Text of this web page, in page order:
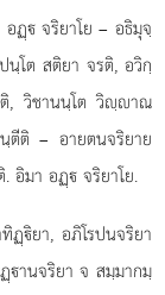
ฏฺ จริยาโย – อธิมุจฺ
โต สติยา จรติ, อวิกฺ
, วิชานนฺโต วิฺาณ
ตีติ – อายตนจริยาย
อิมา อฏฺ จริยาโย.
ิยา, อภิโรปนจริยา
านจริยา จ สมฺมากมฺ